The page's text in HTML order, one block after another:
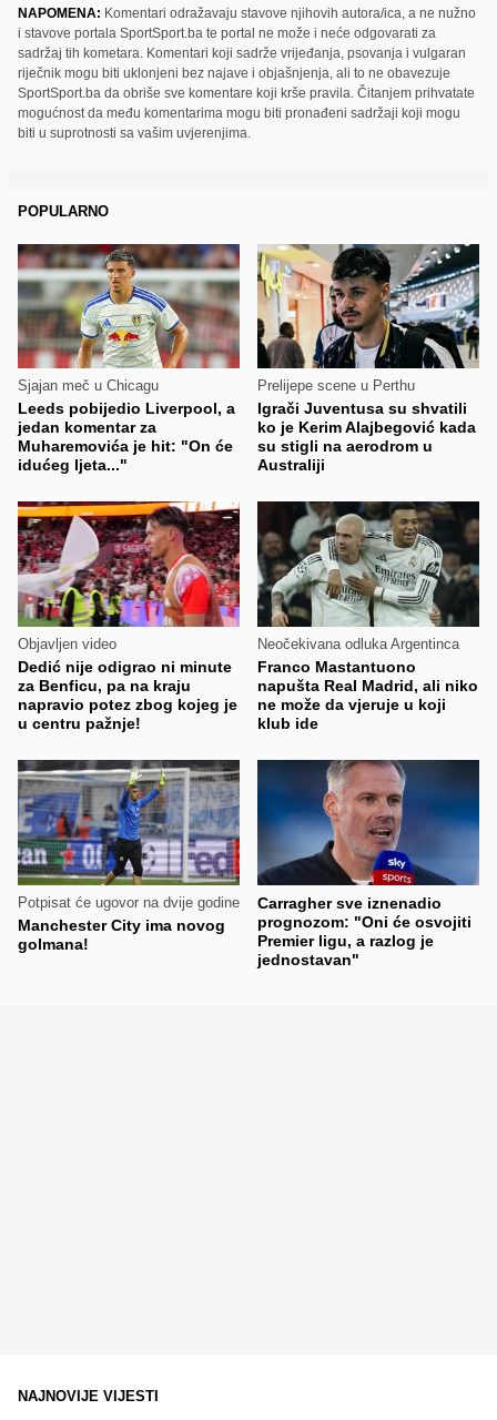
NAPOMENA: Komentari odražavaju stavove njihovih autora/ica, a ne nužno
i stavove portala SportSport.ba te portal ne može i neće odgovarati za
sadržaj tih kometara. Komentari koji sadrže vrijeđanja, psovanja i vulgaran
riječnik mogu biti uklonjeni bez najave i objašnjenja, ali to ne obavezuje
SportSport.ba da obriše sve komentare koji krše pravila. Čitanjem prihvatate
mogućnost da među komentarima mogu biti pronađeni sadržaji koji mogu
biti u suprotnosti sa vašim uvjerenjima.
POPULARNO
Sjajan meč u Chicagu
Leeds pobijedio Liverpool, a
jedan komentar za
Muharemovića je hit: "On će
idućeg ljeta..."
Prelijepe scene u Perthu
Igrači Juventusa su shvatili
ko je Kerim Alajbegović kada
su stigli na aerodrom u
Australiji
Objavljen video
Dedić nije odigrao ni minute
za Benficu, pa na kraju
napravio potez zbog kojeg je
u centru pažnje!
Neočekivana odluka Argentinca
Franco Mastantuono
napušta Real Madrid, ali niko
ne može da vjeruje u koji
klub ide
Potpisat će ugovor na dvije godine
Manchester City ima novog
golmana!
Carragher sve iznenadio
prognozom: "Oni će osvojiti
Premier ligu, a razlog je
jednostavan"
NAJNOVIJE VIJESTI